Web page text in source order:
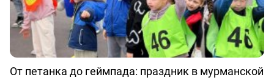
От петанка до геймпада: праздник в мурманской